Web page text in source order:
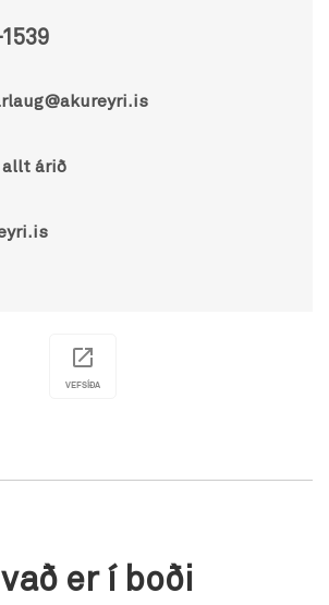
allt árið
VEFSÍÐA
er í boði